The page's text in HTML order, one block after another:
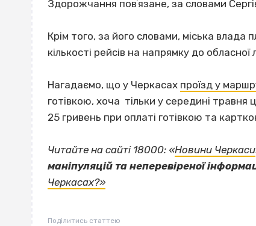
Здорожчання повʼязане, за словами
Крім того, за його словами, міська
кількості рейсів на напрямку до обласної
Нагадаємо, що у Черкасах проїзд у
готівкою, хоча тільки у середині травня
25 гривень при оплаті готівкою та
Читайте на сайті 18000: «Новини Черкаси
маніпуляцій та неперевіреної
Черкасах?»
Поділитись статтею